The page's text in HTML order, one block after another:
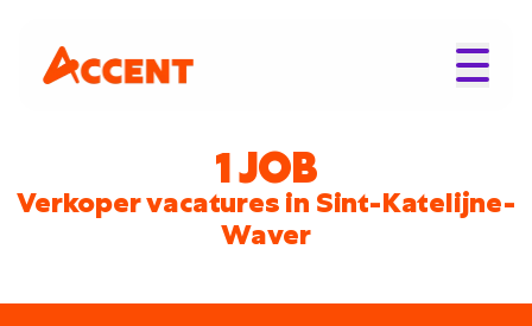
1 JOB
Verkoper vacatures in Sint-Katelijne-
Waver